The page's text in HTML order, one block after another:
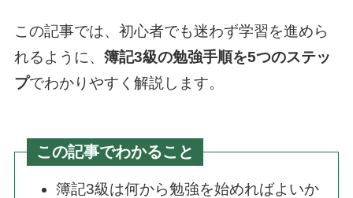
この記事では、初心者でも迷わず学習を進めら
れるように、 簿記3級の勉強手順を5つのステッ
プでわかりやすく解説します。
この記事でわかること
簿記3級は何から勉強を始めればよいか